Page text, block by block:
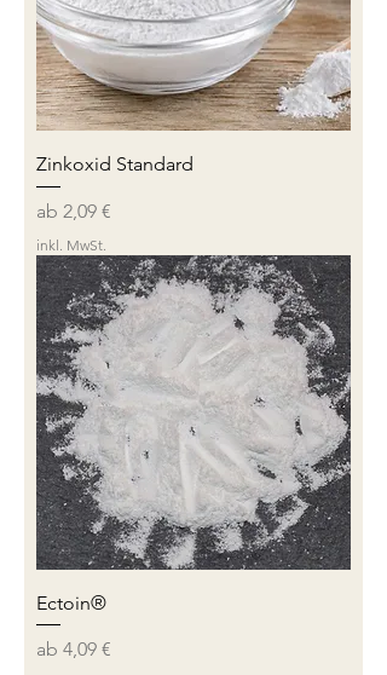
Zinkoxid Standard
ab 2,09 €
Sale-Preis
inkl. MwSt.
Ectoin®
ab 4,09 €
Sale-Preis